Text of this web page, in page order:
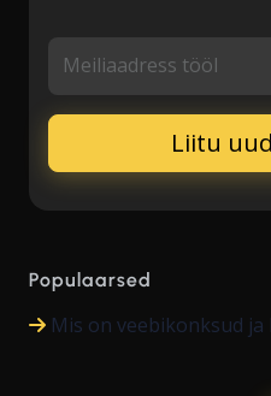
Meiliaadress tööl
Populaarsed
Mis on veebikonksud